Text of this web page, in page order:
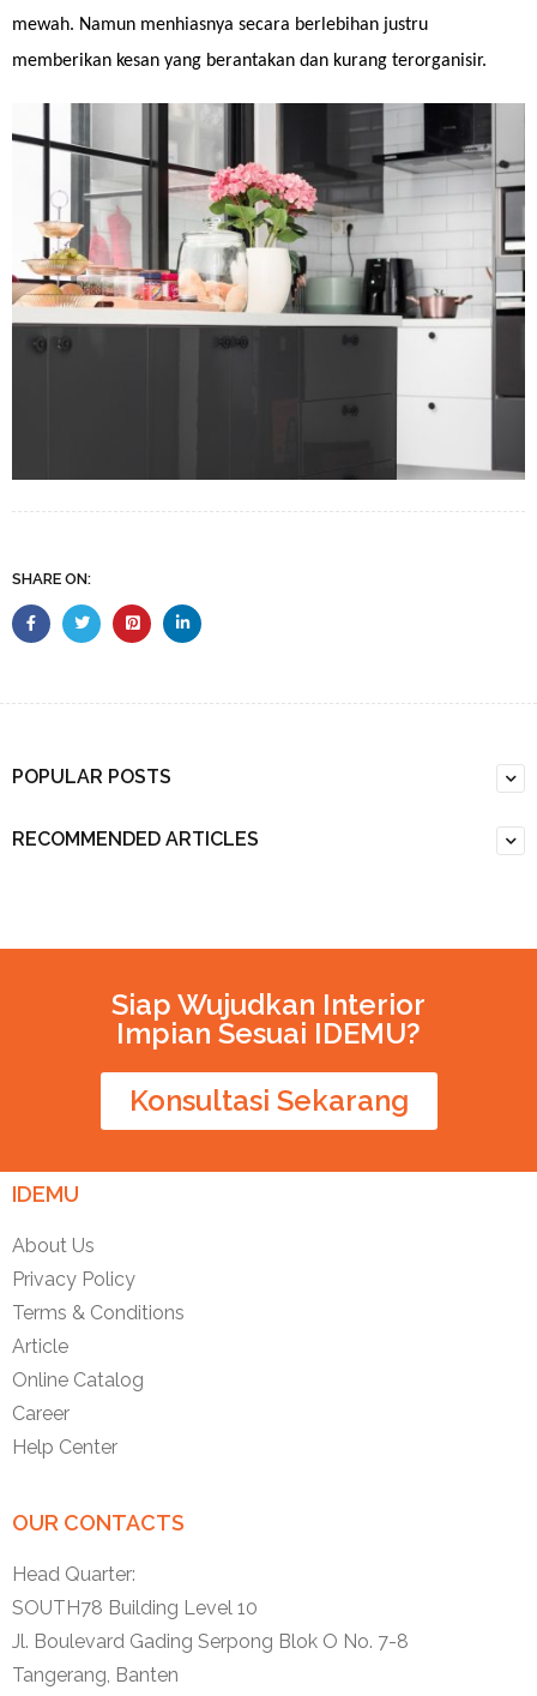
mewah. Namun menhiasnya secara berlebihan justru
memberikan kesan yang berantakan dan kurang terorganisir.
SHARE ON:
POPULAR POSTS
RECOMMENDED ARTICLES
Siap Wujudkan Interior
Impian Sesuai IDEMU?
Konsultasi Sekarang
IDEMU
About Us
Privacy Policy
Terms & Conditions
Article
Online Catalog
Career
Help Center
OUR CONTACTS
Head Quarter:
SOUTH78 Building Level 10
Jl. Boulevard Gading Serpong Blok O No. 7-8
Tangerang, Banten